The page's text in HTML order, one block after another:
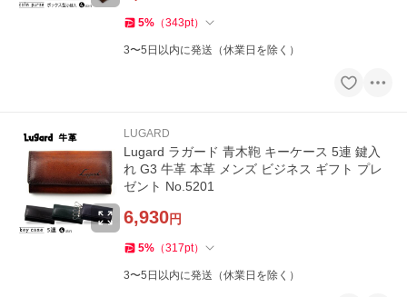
5% （343pt）
3〜5日以内に発送（休業日を除く）
LUGARD
Lugard ラガード 青木鞄 キーケース 5連 鍵入
れ G3 牛革 本革 メンズ ビジネス ギフト プレ
ゼント No.5201
6,930円
5% （317pt）
3〜5日以内に発送（休業日を除く）